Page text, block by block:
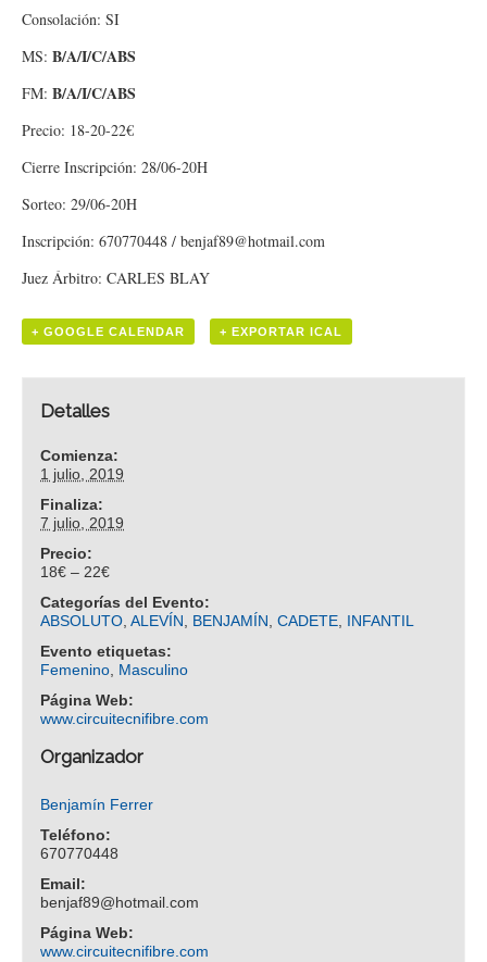
Consolación: SI
MS: B/A/I/C/ABS
FM: B/A/I/C/ABS
Precio: 18-20-22€
Cierre Inscripción: 28/06-20H
Sorteo: 29/06-20H
Inscripción: 670770448 / benjaf89@hotmail.com
Juez Árbitro: CARLES BLAY
+ GOOGLE CALENDAR + EXPORTAR ICAL
Detalles
Comienza:
1 julio, 2019
Finaliza:
7 julio, 2019
Precio:
18€ – 22€
Categorías del Evento:
ABSOLUTO,ALEVÍN, BENJAMÍN,CADETE, INFANTIL
Evento etiquetas:
Femenino, Masculino
Página Web:
www.circuitecnifibre.com
Organizador
Benjamín Ferrer
Teléfono:
670770448
Email:
benjaf89@hotmail.com
Página Web:
www.circuitecnifibre.com